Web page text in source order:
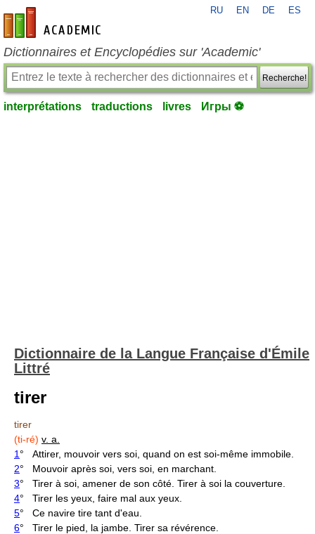
fr-academic.com
RU EN DE ES
Dictionnaires et Encyclopédies sur 'Academic'
Recherche!
interprétations traductions livres Игры ⚽
Dictionnaire de la Langue Française d'Émile
Littré
tirer
tirer
(ti-ré) v. a.
1 ° Attirer, mouvoir vers soi, quand on est soi-même immobile.
2° Mouvoir après soi, vers soi, en marchant.
3° Tirer à soi, amener de son côté. Tirer à soi la couverture.
4° Tirer les yeux, faire mal aux yeux.
5° Ce navire tire tant d'eau.
6° Tirer le pied, la jambe. Tirer sa révérence.